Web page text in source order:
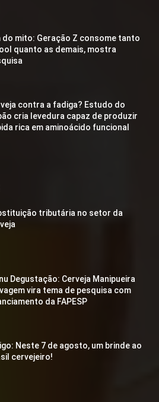
do mito: Geração Z consome tanto
quanto as demais, mostra
contra a fadiga? Estudo do
cria levedura capaz de produzir
rica em aminoácido funcional
tributária no setor da
Degustação: Cerveja Manipueira
vira tema de pesquisa com
da FAPESP
Neste 7 de agosto, um brinde ao
cervejeiro!